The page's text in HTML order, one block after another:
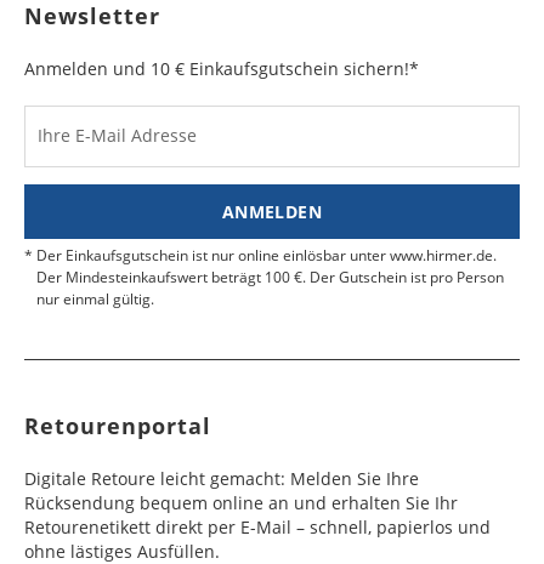
Newsletter
Anmelden und 10 € Einkaufsgutschein sichern!*
Ihre E-Mail Adresse
ANMELDEN
Der Einkaufsgutschein ist nur online einlösbar unter www.hirmer.de.
Der Mindesteinkaufswert beträgt 100 €. Der Gutschein ist pro Person
nur einmal gültig.
Retourenportal
Digitale Retoure leicht gemacht: Melden Sie Ihre
Rücksendung bequem online an und erhalten Sie Ihr
Retourenetikett direkt per E-Mail – schnell, papierlos und
ohne lästiges Ausfüllen.